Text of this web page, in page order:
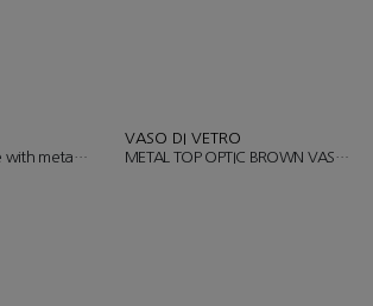
Embossed bowl vase with metal base large/ ART.CVH314
VASO DI VETRO
METAL TOP OPTIC BROWN VASE / ART.CVH1197